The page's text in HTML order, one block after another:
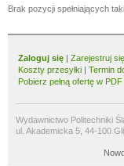
Brak pozycji spełniających
Zaloguj się | Zarejestruj się
Koszty przesyłki | Termin
Pobierz pełną ofertę w PDF
Wydawnictwo Politechniki
ul. Akademicka 5, 44-100